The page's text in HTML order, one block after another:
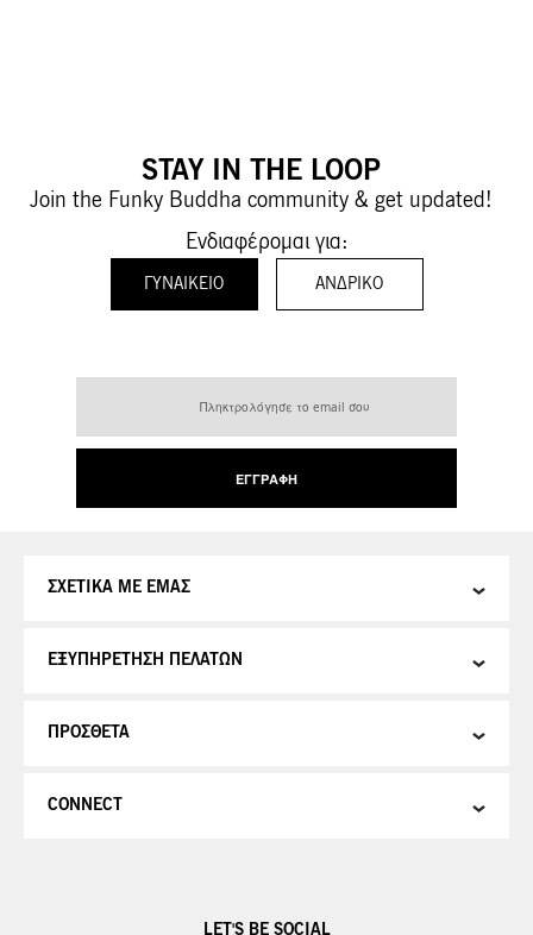
STAY IN THE LOOP
Join the Funky Buddha community & get updated!
Ενδιαφέρομαι για:
ΓΥΝΑΙΚΕΊΟ ΑΝΔΡΙΚΌ
Ενημερωτικό
ΕΓΓΡΑΦΉ
ΣΧΕΤΙΚΑ ΜΕ ΕΜΑΣ
ΕΞΥΠΗΡΕΤΗΣΗ ΠΕΛΑΤΩΝ
ΠΡΟΣΘΕΤΑ
CONNECT
LET'S BE SOCIAL